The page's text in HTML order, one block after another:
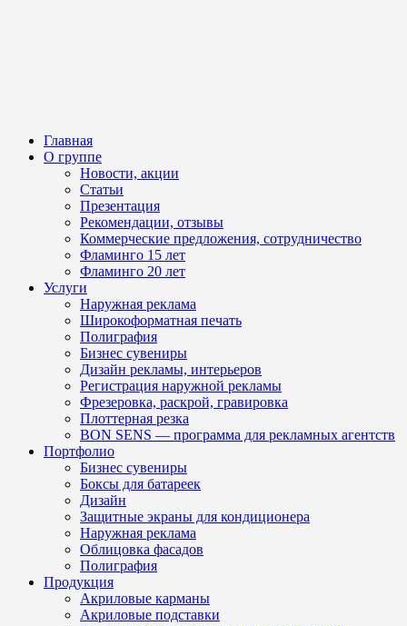
Главная
О группе
Новости, акции
Статьи
Презентация
Рекомендации, отзывы
Коммерческие предложения, сотрудничество
Фламинго 15 лет
Фламинго 20 лет
Услуги
Наружная реклама
Широкоформатная печать
Полиграфия
Бизнес сувениры
Дизайн рекламы, интерьеров
Регистрация наружной рекламы
Фрезеровка, раскрой, гравировка
Плоттерная резка
BON SENS — программа для рекламных агентств
Портфолио
Бизнес сувениры
Боксы для батареек
Дизайн
Защитные экраны для кондиционера
Наружная реклама
Облицовка фасадов
Полиграфия
Продукция
Акриловые карманы
Акриловые подставки